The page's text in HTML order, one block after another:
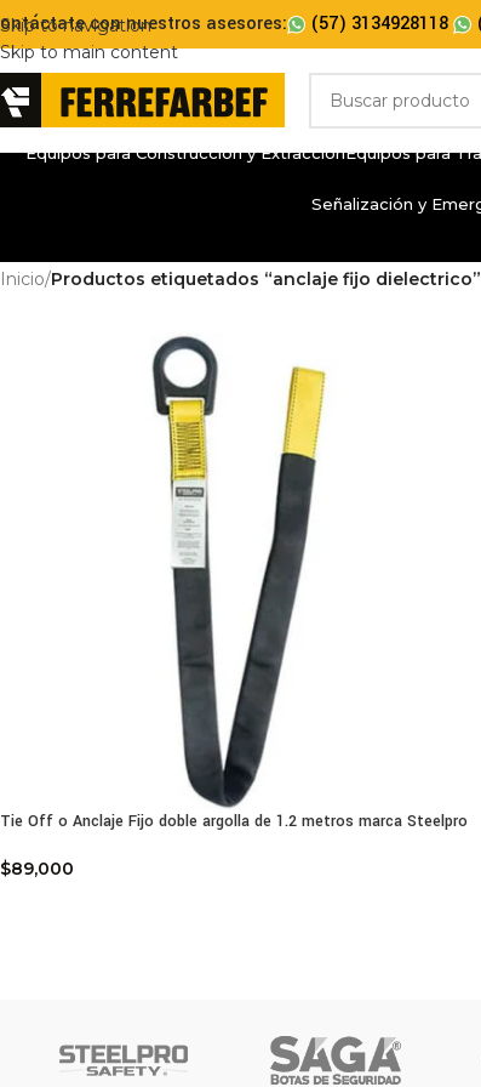
Skip to navigation
Skip to main content
con nuestros asesores: (57) 3134928118
Equipos para Construcción y ExtracciónEquipos para
Señalización y
Inicio/Productos etiquetados “anclaje fijo dielectrico”
Tie Off o Anclaje Fijo doble argolla de 1.2 metros marca Steelpro
$89,000